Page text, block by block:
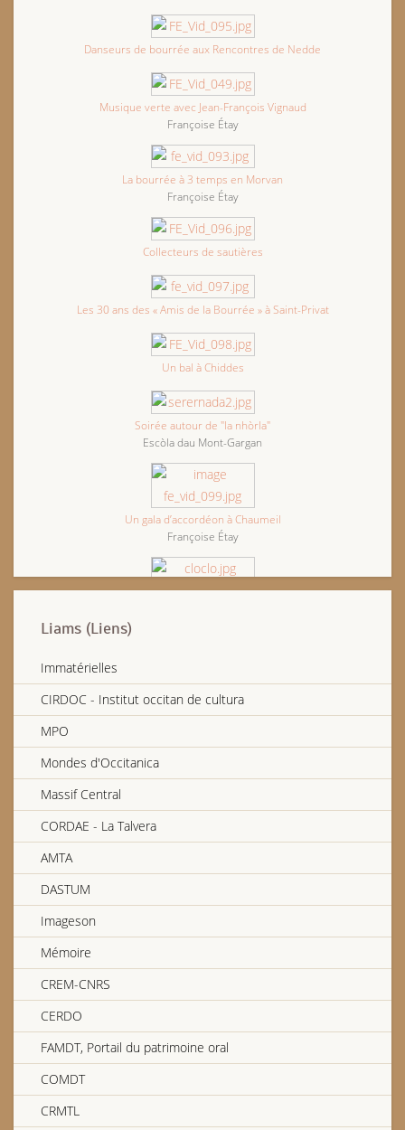
Danseurs de bourrée aux Rencontres de Nedde
Musique verte avec Jean-François Vignaud
Françoise Étay
La bourrée à 3 temps en Morvan
Françoise Étay
Collecteurs de sautières
Les 30 ans des « Amis de la Bourrée » à Saint-Privat
Un bal à Chiddes
Soirée autour de "la nhòrla"
Escòla dau Mont-Gargan
Un gala d’accordéon à Chaumeil
Françoise Étay
Dernier bal de Clody Musette
Marcel Lavaugautier, accordéoniste de Naillat
Pierre Guionnaux, accordéoniste de Chateau-Chervix
Edgard Bouchet, accordéoniste briviste
Albert Valade, conteur d’Oradour-sur-Glane
Bal à Saint-Sulpice-les-Bois
Liams (Liens)
Immatérielles
CIRDOC - Institut occitan de cultura
MPO
Mondes d'Occitanica
Massif Central
CORDAE - La Talvera
AMTA
DASTUM
Imageson
Mémoire
CREM-CNRS
CERDO
FAMDT, Portail du patrimoine oral
COMDT
CRMTL